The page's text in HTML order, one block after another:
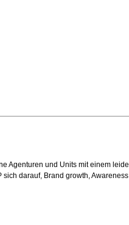
Agenturen und Units mit einem
darauf, Brand growth,